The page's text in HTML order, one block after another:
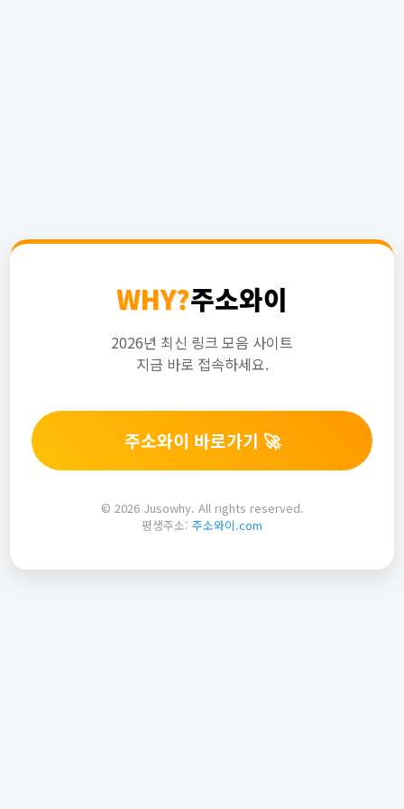
WHY?주소와이
2026년 최신 링크 모음 사이트
지금 바로 접속하세요.
주소와이 바로가기 🚀
© 2026 Jusowhy. All rights reserved.
평생주소: 주소와이.com